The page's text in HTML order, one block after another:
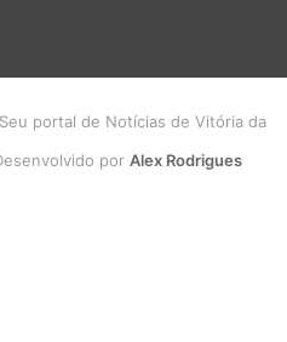
portal de Notícias de Vitória da
por Alex Rodrigues